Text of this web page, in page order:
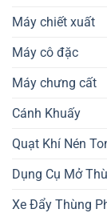
Máy chiết xuất
Máy cô đặc
Máy chưng cất
Cánh Khuấy
Quạt Khí Nén
Dụng Cụ Mở
Xe Đẩy Thùng